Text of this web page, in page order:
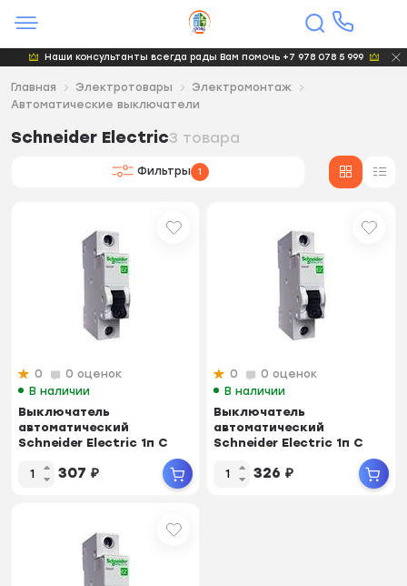
Наши консультанты всегда рады Вам помочь +7 978 078 5 999
Главная Электротовары
Электромонтаж
Автоматические выключатели
Schneider Electric3 товара
Фильтры 1
0
0 оценок
В наличии
Выключатель
автоматический
Schneider Electric 1п C
EZ9F...307 ₽
0
0 оценок
В наличии
Выключатель
автоматический
Schneider Electric 1п C
EZ9F...326 ₽